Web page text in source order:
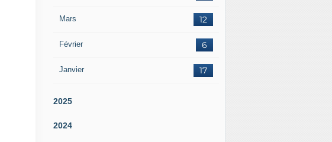
Mars 12
Février 6
Janvier 17
2025
2024